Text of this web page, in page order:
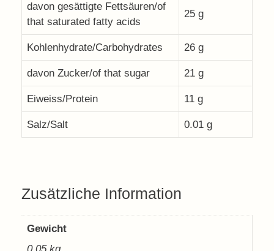
davon gesättigte Fettsäuren/of
that saturated fatty acids
25 g
Kohlenhydrate/Carbohydrates 26 g
davon Zucker/of that sugar 21 g
Eiweiss/Protein 11 g
Salz/Salt 0.01 g
Zusätzliche Information
Gewicht